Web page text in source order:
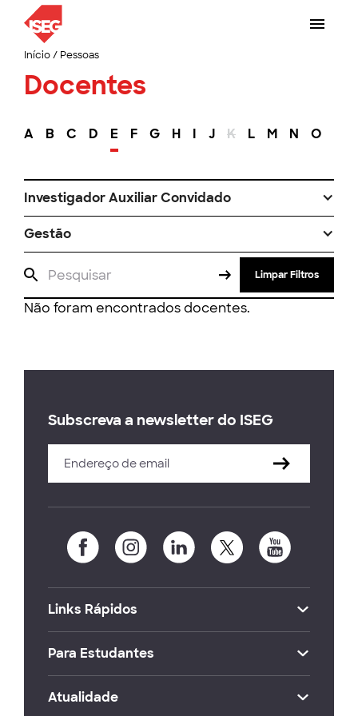
Início/ Pessoas
Docentes
A B C D E F G H I J K L M N O
Investigador Auxiliar Convidado
Gestão
Limpar Filtros
Não foram encontrados docentes.
Subscreva a newsletter do ISEG
Links Rápidos
Para Estudantes
Atualidade